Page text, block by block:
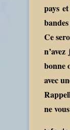
pays
Ce
bonne
avec
ne